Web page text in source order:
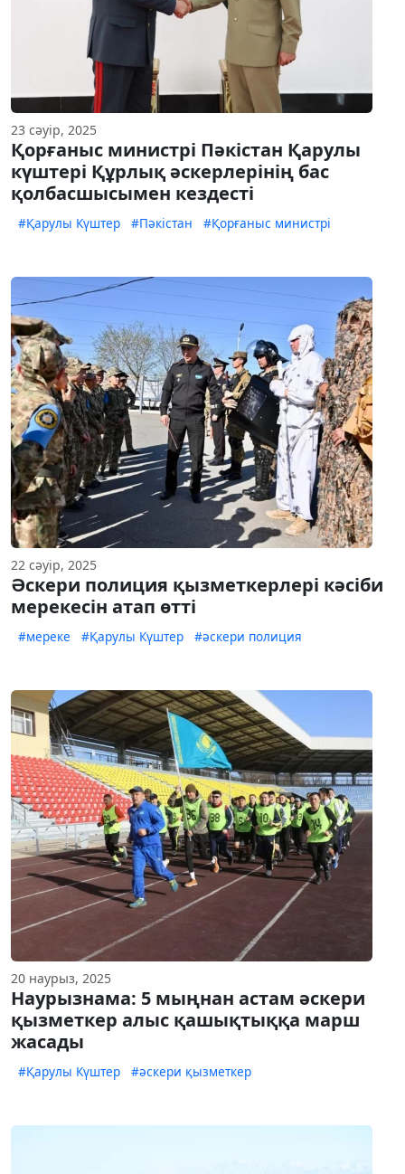
23 сәуір, 2025
Қорғаныс министрі Пәкістан Қарулы
күштері Құрлық әскерлерінің бас
қолбасшысымен кездесті
#Қарулы Күштер #Пәкістан #Қорғаныс министрі
22 сәуір, 2025
Әскери полиция қызметкерлері кәсіби
мерекесін атап өтті
#мереке #Қарулы Күштер #әскери полиция
20 наурыз, 2025
Наурызнама: 5 мыңнан астам әскери
қызметкер алыс қашықтыққа марш
жасады
#Қарулы Күштер #әскери қызметкер